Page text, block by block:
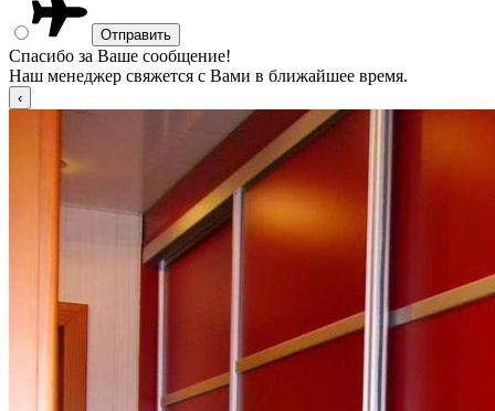
Спасибо за Ваше сообщение!
Наш менеджер свяжется с Вами в ближайшее время.